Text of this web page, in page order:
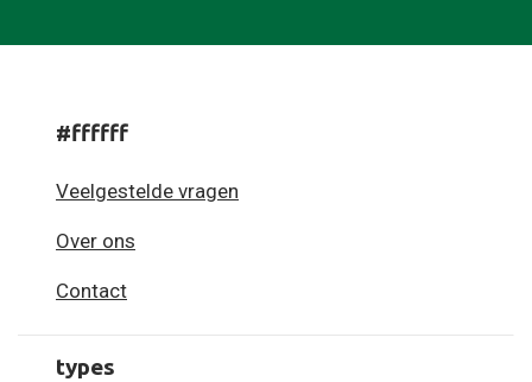
#ffffff
Veelgestelde vragen
Over ons
Contact
types